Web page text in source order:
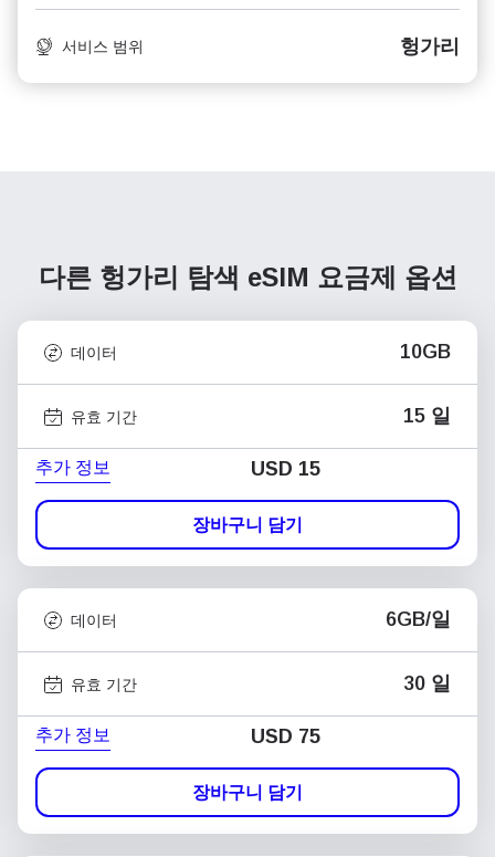
서비스 범위 헝가리
다른 헝가리 탐색 eSIM 요금제 옵션
데이터 10GB
유효 기간 15 일
추가 정보 USD 15
장바구니 담기
데이터 6GB/일
유효 기간 30 일
추가 정보 USD 75
장바구니 담기